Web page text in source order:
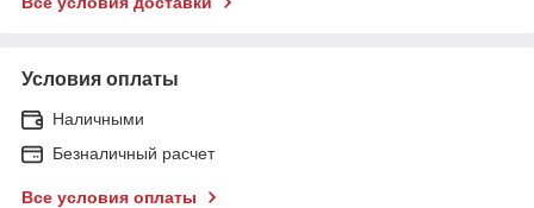
Условия оплаты
Наличными
Безналичный расчет
Все условия оплаты